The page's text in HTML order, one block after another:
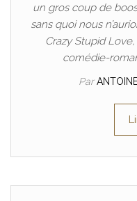
un gros coup de
sans quoi nous
Crazy Stupid
comédie-
Par